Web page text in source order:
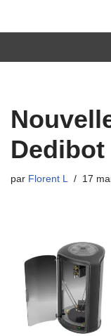
Dedibot
par Florent L 17